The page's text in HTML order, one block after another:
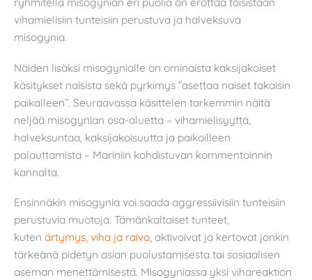
vihamielisiin tunteisiin perustuva ja halveksuva
misogynia.
Näiden lisäksi misogynialle on ominaista kaksijakoiset
käsitykset naisista sekä pyrkimys ”asettaa naiset takaisin
paikalleen”. Seuraavassa käsittelen tarkemmin näitä
neljää misogynian osa-aluetta – vihamielisyyttä,
halveksuntaa, kaksijakoisuutta ja paikoilleen
palauttamista – Mariniin kohdistuvan kommentoinnin
kannalta.
Ensinnäkin misogynia voi saada aggressiivisiin tunteisiin
perustuvia muotoja. Tämänkaltaiset tunteet,
kuten ärtymys, viha ja raivo, aktivoivat ja kertovat jonkin
tärkeänä pidetyn asian puolustamisesta tai sosiaalisen
aseman menettämisestä. Misogyniassa yksi vihareaktion